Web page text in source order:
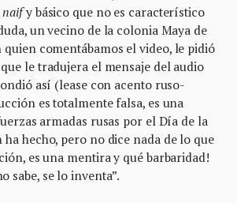
naify básico que no es característico
un vecino de la colonia Maya de
quien comentábamos el video, le pidió
le tradujera el mensaje del audio
así (lease con acento ruso-
es totalmente falsa, es una
armadas rusas por el Día de la
hecho, pero no dice nada de lo que
es una mentira y qué barbaridad!
sabe, se lo inventa”.